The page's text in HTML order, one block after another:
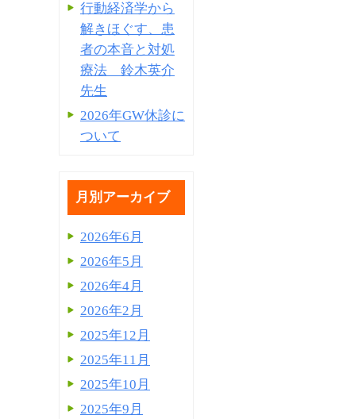
行動経済学から
解きほぐす、患
者の本音と対処
療法 鈴木英介
先生
2026年GW休診に
ついて
月別アーカイブ
2026年6月
2026年5月
2026年4月
2026年2月
2025年12月
2025年11月
2025年10月
2025年9月